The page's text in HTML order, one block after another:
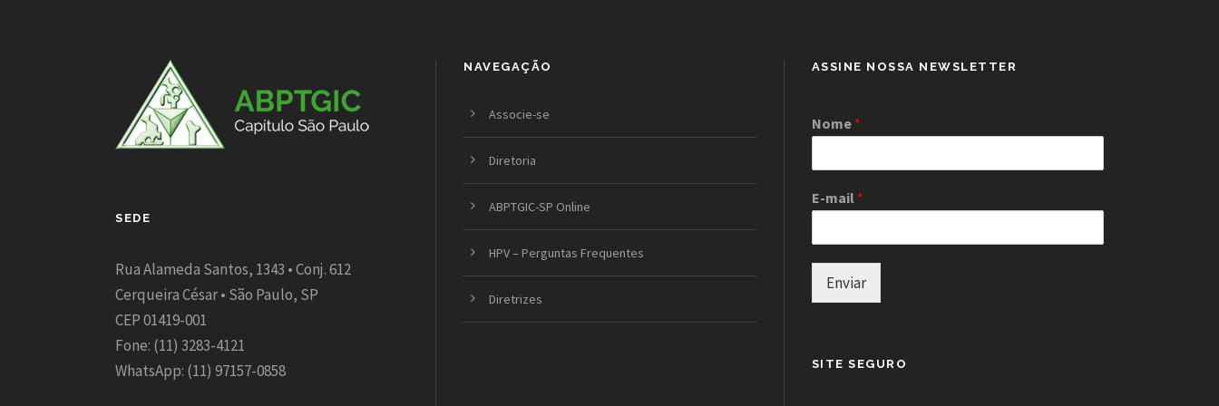
SEDE
Rua Alameda Santos, 1343 • Conj. 612
Cerqueira César • São Paulo, SP
CEP 01419-001
Fone: (11) 3283-4121
WhatsApp: (11) 97157-0858
NAVEGAÇÃO
Associe-se
Diretoria
ABPTGIC-SP Online
HPV – Perguntas Frequentes
Diretrizes
ASSINE NOSSA NEWSLETTER
Nome *
E-mail *
Enviar
SITE SEGURO